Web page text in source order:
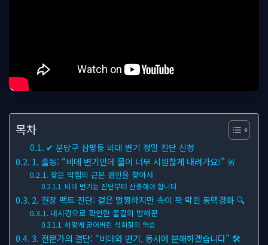
목차
✔ 분당구 삼평동 비데 변기 정밀 진단 신청
1. 출동: “비데 변기인데 물이 너무 시원찮게 내려가요!” 🚨
잦은 막힘의 근본 원인을 찾아서
비데 변기는 진단부터 신중해야 합니다
2. 현장 팩트 진단: 겉은 멀쩡하지만 속이 꽉 막힌 동맥경화 🔍
내시경으로 확인한 물길의 방해꾼
하얗게 굳어버린 석회질의 역습
3. 전문가의 결단: “비데와 변기, 동시에 분해하겠습니다” 🛠